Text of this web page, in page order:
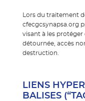
Lors du traitement
cfecgcsynapsa.org
visant à les
détournée, accès
destruction.
LIENS
BALISES